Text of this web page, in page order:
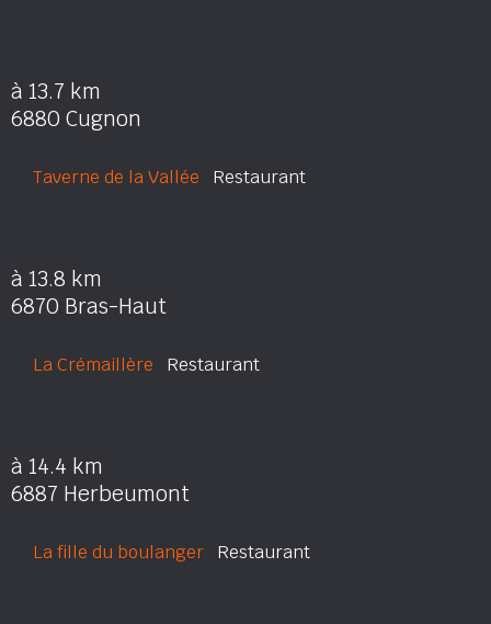
à 13.7 km
6880 Cugnon
Taverne de la Vallée Restaurant
à 13.8 km
6870 Bras-Haut
La Crémaillère Restaurant
à 14.4 km
6887 Herbeumont
La fille du boulanger Restaurant